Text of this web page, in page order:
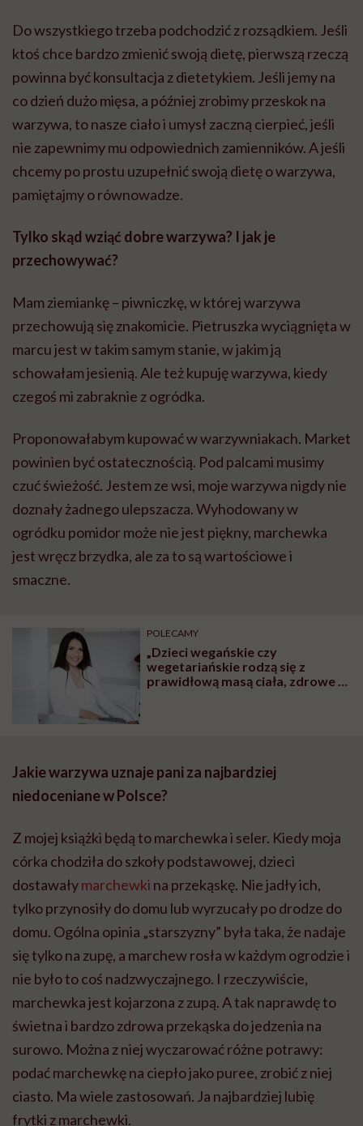
Do wszystkiego trzeba podchodzić z rozsądkiem. Jeśli
ktoś chce bardzo zmienić swoją dietę, pierwszą rzeczą
powinna być konsultacja z dietetykiem. Jeśli jemy na
co dzień dużo mięsa, a później zrobimy przeskok na
warzywa, to nasze ciało i umysł zaczną cierpieć, jeśli
nie zapewnimy mu odpowiednich zamienników. A jeśli
chcemy po prostu uzupełnić swoją dietę o warzywa,
pamiętajmy o równowadze.
Tylko skąd wziąć dobre warzywa? I jak je
przechowywać?
Mam ziemiankę – piwniczkę, w której warzywa
przechowują się znakomicie. Pietruszka wyciągnięta w
marcu jest w takim samym stanie, w jakim ją
schowałam jesienią. Ale też kupuję warzywa, kiedy
czegoś mi zabraknie z ogródka.
Proponowałabym kupować w warzywniakach. Market
powinien być ostatecznością. Pod palcami musimy
czuć świeżość. Jestem ze wsi, moje warzywa nigdy nie
doznały żadnego ulepszacza. Wyhodowany w
ogródku pomidor może nie jest piękny, marchewka
jest wręcz brzydka, ale za to są wartościowe i
smaczne.
POLECAMY
„Dzieci wegańskie czy
wegetariańskie rodzą się z
prawidłową masą ciała, zdrowe i
Jakie warzywa uznaje pani za najbardziej
niedoceniane w Polsce?
Z mojej książki będą to marchewka i seler. Kiedy moja
córka chodziła do szkoły podstawowej, dzieci
dostawałymarchewki na przekąskę. Nie jadły ich,
tylko przynosiły do domu lub wyrzucały po drodze do
domu. Ogólna opinia „starszyzny” była taka, że nadaje
się tylko na zupę, a marchew rosła w każdym ogrodzie i
nie było to coś nadzwyczajnego. I rzeczywiście,
marchewka jest kojarzona z zupą. A tak naprawdę to
świetna i bardzo zdrowa przekąska do jedzenia na
surowo. Można z niej wyczarować różne potrawy:
podać marchewkę na ciepło jako puree, zrobić z niej
ciasto. Ma wiele zastosowań. Ja najbardziej lubię
frytki z marchewki.